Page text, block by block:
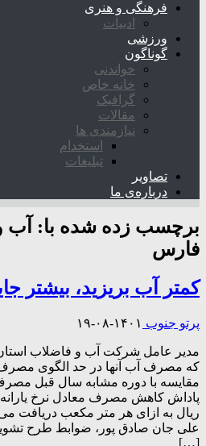
فرهنگی و هنری
ادبیات
ورزشی
گوناگون
خواندنی
خانه خاص
گرافیک
مقالات
نیازمندی ها
استخدام
تبلیغات
تصاویر
درباره‌ی ما
برچسب زده شده با:
آب
فارس
کمتر آب بریزید، بیشتر
پرتو جنوب ۱۴۰۱-۰۸-۱۹
مدیر عامل شرکت آب و فاضلاب
که مصرف آب آنها در حد الگوی مصرف و
مقایسه با دوره مشابه سال قبل
ریال به ازای هر متر مکعب دریافت
علی جان صادق پور، ضوابط طرح
[…]